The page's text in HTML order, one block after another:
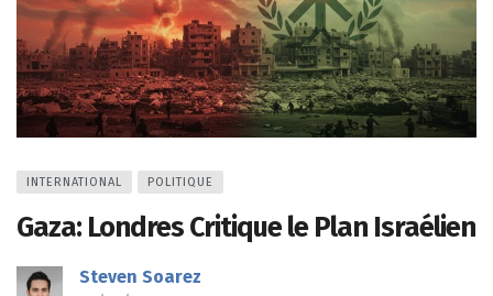
INTERNATIONAL POLITIQUE
Gaza: Londres Critique le Plan Israélien
Steven Soarez